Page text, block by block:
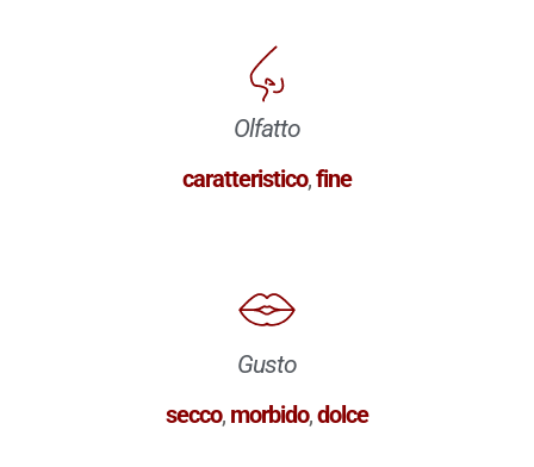
Olfatto
caratteristico,fine
Gusto
secco, morbido,dolce